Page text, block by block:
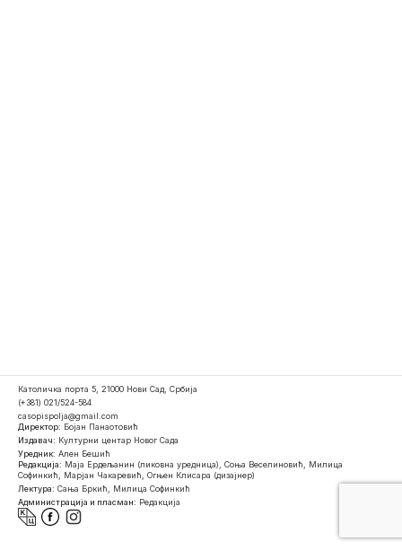
Католичка порта 5, 21000 Нови Сад, Србија
(+381) 021/524-584
casopispolja@gmail.com
Директор: Бојан Панаотовић
Издавач: Културни центар Новог Сада
Уредник: Ален Бешић
Редакција: Маја Ердељанин (ликовна уредница), Соња Веселиновић, Милица
Софинкић, Марјан Чакаревић, Огњен Клисара (дизајнер)
Лектура: Сања Бркић, Милица Софинкић
Администрација и пласман: Редакција